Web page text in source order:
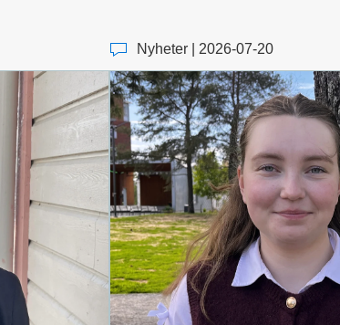
Nyheter | 2026-07-20